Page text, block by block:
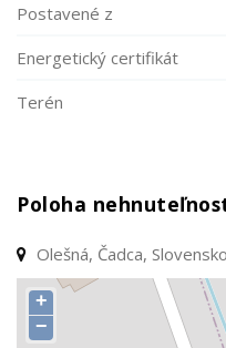
Postavené z
Energetický certifikát
Terén
Poloha
Olešná, Čadca, Slovensko
+
−